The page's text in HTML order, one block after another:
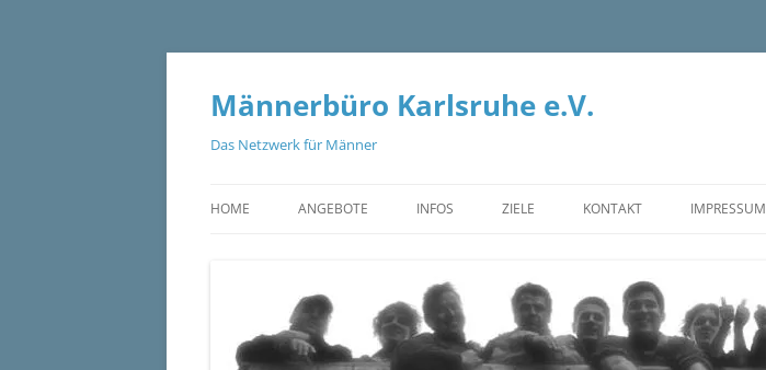
Zum
springen
Männerbüro Karlsruhe e.V.
Das Netzwerk für Männer
HOME ANGEBOTE INFOS ZIELE KONTAKT IMPRESSUM